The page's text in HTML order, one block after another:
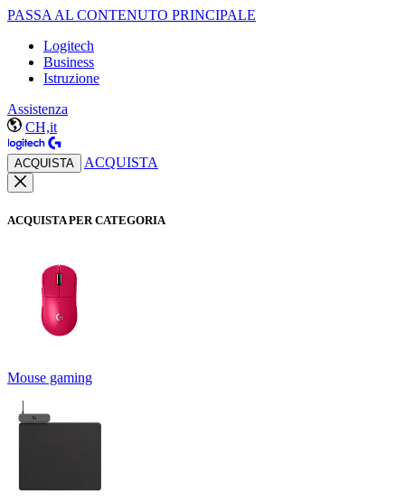
PASSA AL CONTENUTO PRINCIPALE
Logitech
Business
Istruzione
Assistenza
CH,it
ACQUISTA ACQUISTA
ACQUISTA PER CATEGORIA
Mouse gaming